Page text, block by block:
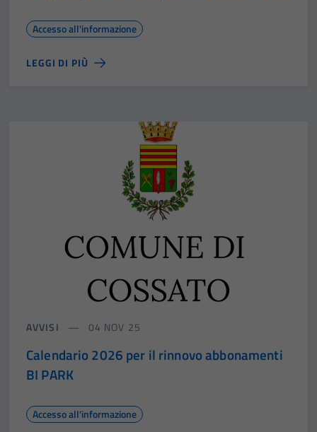
Accesso all'informazione
LEGGI DI PIÙ
AVVISI 04 NOV 25
Calendario 2026 per il rinnovo abbonamenti
BI PARK
Accesso all'informazione